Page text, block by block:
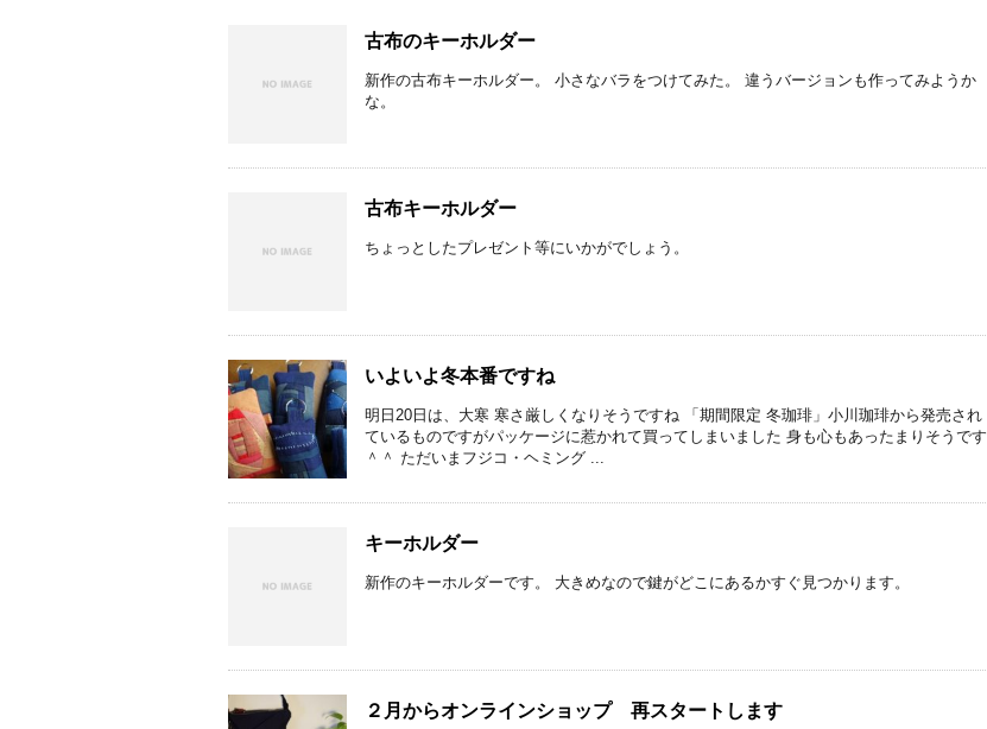
古布のキーホルダー
新作の古布キーホルダー。 小さなバラをつけてみた。 違うバージョンも作ってみようか
な。
古布キーホルダー
ちょっとしたプレゼント等にいかがでしょう。
いよいよ冬本番ですね
明日20日は、大寒 寒さ厳しくなりそうですね 「期間限定 冬珈琲」小川珈琲から発売され
ているものですがパッケージに惹かれて買ってしまいました 身も心もあったまりそうです
＾＾ ただいまフジコ・ヘミング ...
キーホルダー
新作のキーホルダーです。 大きめなので鍵がどこにあるかすぐ見つかります。
２月からオンラインショップ 再スタートします